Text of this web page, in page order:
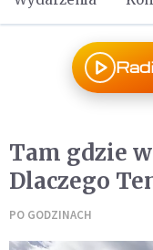
Tam gdzie
Dlaczego
PO GODZINACH